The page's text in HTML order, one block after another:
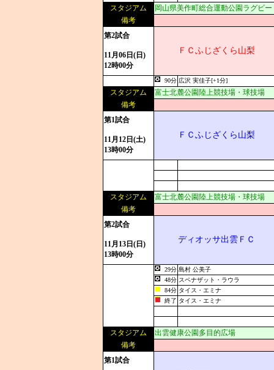
スタジアム
岡山県美作町総合運動公園ラグビ
備考
第2試合
11月06日(日)
12時00分
ＦＣふじざくら山梨
90分 広沢 実佳子[+1分]
スタジアム
富士北麓公園陸上競技場・球技場
備考
第1試合
11月12日(土)
13時00分
ＦＣふじざくら山梨
スタジアム
富士北麓公園陸上競技場・球技場
備考
第2試合
11月13日(日)
13時00分
ディオッサ出雲ＦＣ
29分 島村 公美子
48分 スペナザット・ラウラ
84分 タイス・エミナ
終了 タイス・エミナ
スタジアム
出雲健康公園多目的広場
備考
第1試合